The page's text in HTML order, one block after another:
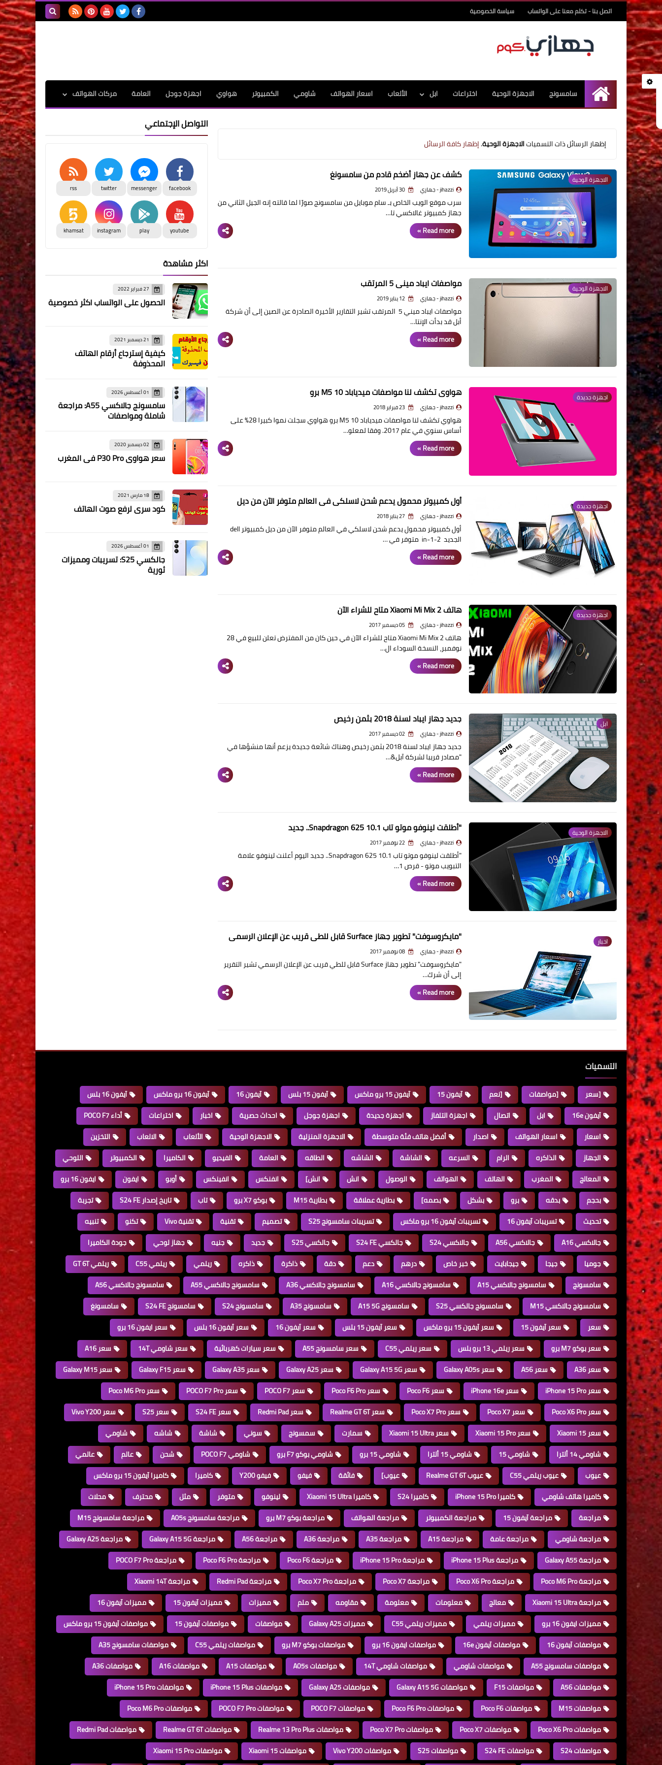
اتصل بنا - تكلم معنا على الواتساب سياسة الخصوصية
بحث هذه
الإلكترونية
undefined
سامسونج الاجهزة الوحية اختراعات ابل الألعاب اسعار الهواتف شاومي الكمبيوتر هواوي اجهزة جوجل العامة مركات الهواتف
‏إظهار الرسائل ذات التسمياتالاجهزة الوحية.إظهار كافة الرسائل
الاجهزة الوحية كشف عن جهاز أضخم قادم من سامسونغ
jihazzi - جهازي
سرب موقع الويب الخاص بـ سام موبايل من سامسونج صورًا لما قالته إنه الجيل الثاني من
جهاز كمبيوتر غالاكسي تا…
Read more »
الاجهزة الوحية مواصفات ايباد ميني 5 المرتقب
jihazzi - جهازي
مواصفات ايباد ميني 5 المرتقب تشير التقارير الأخيرة الصادرة عن الصين إلى أن شركة
أبل قد بدأت الإنتا…
Read more »
اجهزة جديدة هواوي تكشف لنا مواصفات ميدياباد M5 10 برو
jihazzi - جهازي
هواوي تكشف لنا مواصفات ميدياباد M5 10 برو هواوي سجلت نموا كبيرا 28٪ على
أساس سنوي في عام 2017. وفقا لمعلو…
Read more »
اجهزة جديدة أول كمبيوتر محمول يدعم شحن لاسلكي في العالم متوفر الآن من ديل
jihazzi - جهازي
أول كمبيوتر محمول يدعم شحن لاسلكي في العالم متوفر الآن من ديل كمبيوتر dell
الجديد 2-in-1 متوفر في …
Read more »
اجهزة جديدة هاتف Xiaomi Mi Mix 2 متاح للشراء الآن
jihazzi - جهازي
هاتف Xiaomi Mi Mix 2 متاح للشراء الآن في حين كان من المفترض تعلن للبيع في 28
نوفمبر، النسخة السوداء ال…
Read more »
ابل جديد جهاز ايباد لسنة 2018 بثمن رخيص
jihazzi - جهازي
جديد جهاز ايباد لسنة 2018 بثمن رخيص وهناك شائعة جديدة يزعم أنها منشؤها في
"مصادر قريبا لشركة آبل&…
Read more »
الاجهزة الوحية "أطلقت لينوفو موتو تاب 10.1 Snapdragon 625.. جديد
jihazzi - جهازي
"أطلقت لينوفو موتو تاب 10.1 Snapdragon 625.. جديد اليوم أعلنت لينوفو علامة
التبويب موتو - قرص 1…
Read more »
اخبار "مايكروسوفت" تطوير جهاز Surface قابل للطي قريب عن الإعلان الرسمي
jihazzi - جهازي
"مايكروسوفت" تطوير جهاز Surface قابل للطي قريب عن الإعلان الرسمي تشير التقرير
إلى أن شرك…
Read more »
التواصل الإجتماعي
facebook
messenger
twitter
rss
youtube
play
instagram
khamsat
اكثر مشاهدة
27 فبراير 2022
الحصول على الواتساب اكثر خصوصية
21 ديسمبر 2021
كيفية إسترجاع أرقام الهاتف
المحذوفة
01 أغسطس 2026
سامسونج جالاكسي A55: مراجعة
شاملة ومواصفات
02 ديسمبر 2020
سعر هواوي P30 Pro في المغرب
18 مارس 2021
كود سري لرفع صوت الهاتف
01 أغسطس 2026
جالكسي S25: تسريبات ومميزات
ثورية
التسميات
[سعر [مواصفات [نعم آيفون 15 آيفون 15 برو ماكس آيفون 15 بلس آيفون 16 آيفون 16 برو ماكس
آيفون 16 بلس
آيفون 16e
ابل اتصال اجهزة التلفاز اجهزة جديدة اجهزة جوجل احداث حصرية اخبار اختراعات
أداء POCO F7
اسعار
اسعار الهواتف اصدار أفضل هاتف فئة متوسطة الاجهزة المنزلية الاجهزة الوحية الألعاب الالعاب
التخزين
الجهاز
الذاكره الرام السرعه الشاشة الشاشه الطاقه العامة الفيديو الكاميرا الكمبيوتر
اللوحي
المعالج
المغرب الهاتف الهواتف الوصول انش انش] انفنكس انفينكس أوبو ايفون
ايفون 16 برو
بحجم
بدقه برو بشكل بصمه] بطارية عملاقة بطارية M15 بوكو X7 برو تاب تاريخ إصدار S24 FE
تجربة
تحديث
تسريبات آيفون 16 تسريبات آيفون 16 برو ماكس تسريبات سامسونج S25 تصميم تقنية تقنية Vivo تكنو
تنبيه
جالاكسي A16
جالاكسي A56 جالاكسي S24 جالكسي S24 FE جالكسي S25 جديد جنيه جهاز لوحي
جودة الكاميرا
جوميا
جيجا جيجابايت خبر خاص درهم دعم دقة ذاكرة ذاكره ريلمي ريلمي C55
ريلمي GT 6T
سامسونج
سامسونج جالاكسي A15 سامسونج جالاكسي A16 سامسونج جالاكسي A36 سامسونج جالاكسي A55
سامسونج جالاكسي A56
سامسونج جالاكسي M15
سامسونج جالكسي S25 سامسونج A15 5G سامسونج A35 سامسونج S24 سامسونج S24 FE
سامسونغ
سعر
سعر آيفون 15 سعر آيفون 15 برو ماكس سعر آيفون 15 بلس سعر آيفون 16 سعر آيفون 16 بلس
سعر ايفون 16 برو
سعر بوكو M7 برو
سعر ريلمي 13 برو بلس سعر ريلمي C55 سعر سامسونج A55 سعر سيارات كهربائية سعر شاومي 14T
سعر A16
سعر A36
سعر A56 سعر Galaxy A05s سعر Galaxy A15 5G سعر Galaxy A25 سعر Galaxy A35 سعر Galaxy F15
سعر Galaxy M15
سعر iPhone 15 Pro
سعر iPhone 16e سعر Poco F6 سعر Poco F6 Pro سعر POCO F7 سعر POCO F7 Pro
سعر Poco M6 Pro
سعر Poco X6 Pro
سعر Poco X7 سعر Poco X7 Pro سعر Realme GT 6T سعر Redmi Pad سعر S24 FE سعر S25
سعر Vivo Y200
سعر Xiaomi 15
سعر Xiaomi 15 Pro سعر Xiaomi 15 Ultra سمارت سمسونج سوني شاشة شاشه
شاومي
شاومي 14 ألترا
شاومي 15 شاومي 15 ألترا شاومي 15 برو شاومي بوكو F7 برو شاومي POCO F7 شحن عالم
عالمي
عيوب
عيوب ريلمي C55 عيوب Realme GT 6T عيوب] فائقة فيفو فيفو Y200 كاميرا
كاميرا آيفون 15 برو ماكس
كاميرا هاتف شاومي
كاميرا iPhone 15 Pro كاميرا S24 كاميرا Xiaomi 15 Ultra لينوفو متوفر مثل محترف
محلات
مراجعة
مراجعة آيفون 15 مراجعة الكمبيوتر مراجعة الهواتف مراجعة بوكو M7 برو مراجعة سامسونج A05s
مراجعة سامسونج M15
مراجعة شاومي
مراجعة عامة مراجعة A15 مراجعة A35 مراجعة A36 مراجعة A56 مراجعة Galaxy A15 5G
مراجعة Galaxy A25
مراجعة Galaxy A55
مراجعة iPhone 15 Plus مراجعة iPhone 15 Pro مراجعة Poco F6 مراجعة Poco F6 Pro
مراجعة POCO F7 Pro
مراجعة Poco M6 Pro
مراجعة Poco X6 Pro مراجعة Poco X7 مراجعة Poco X7 Pro مراجعة Redmi Pad
مراجعة Xiaomi 14T
مراجعة Xiaomi 15 Ultra
معالج معلومات معلومة مقاومه ملم مميزات مميزات آيفون 15
مميزات آيفون 16
مميزات ايفون 16 برو
مميزات ريلمي مميزات ريلمي C55 مميزات Galaxy A25 مواصفات مواصفات آيفون 15
مواصفات آيفون 15 برو ماكس
مواصفات آيفون 16
مواصفات آيفون 16e مواصفات ايفون 16 برو مواصفات بوكو M7 برو مواصفات ريلمي C55
مواصفات سامسونج A35
مواصفات سامسونج A55
مواصفات شاومي مواصفات شاومي 14T مواصفات A05s مواصفات A15 مواصفات A16
مواصفات A36
مواصفات A56
مواصفات F15 مواصفات Galaxy A15 5G مواصفات Galaxy A25 مواصفات iPhone 15 Plus
مواصفات iPhone 15 Pro
مواصفات M15
مواصفات Poco F6 مواصفات Poco F6 Pro مواصفات POCO F7 مواصفات POCO F7 Pro
مواصفات Poco M6 Pro
مواصفات Poco X6 Pro
مواصفات Poco X7 مواصفات Poco X7 Pro مواصفات Realme 13 Pro Plus مواصفات Realme GT 6T
مواصفات Redmi Pad
مواصفات S24
مواصفات S24 FE مواصفات S25 مواصفات Vivo Y200 مواصفات Xiaomi 15 مواصفات Xiaomi 15 Pro